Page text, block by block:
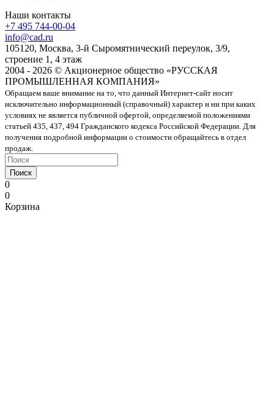
Наши контакты
+7 495 744-00-04
info@cad.ru
105120, Москва, 3-й Сыромятнический переулок, 3/9,
строение 1, 4 этаж
2004 - 2026 © Акционерное общество «РУССКАЯ
ПРОМЫШЛЕННАЯ КОМПАНИЯ»
Обращаем ваше внимание на то, что данный Интернет-сайт носит
исключительно информационный (справочный) характер и ни при каких
условиях не является публичной офертой, определяемой положениями
статьей 435, 437, 494 Гражданского кодекса Российской Федерации. Для
получения подробной информации о стоимости обращайтесь в отдел
продаж.
Поиск
0
0
Корзина